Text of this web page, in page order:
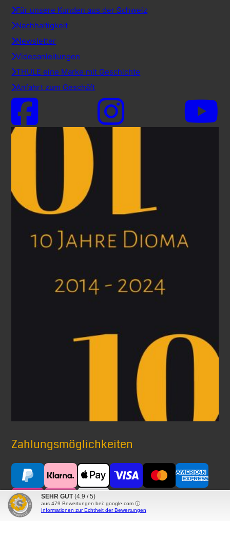
Für unsere Kunden aus der Schweiz
Nachhaltigkeit
Newsletter
Videoanleitungen
THULE eine Marke mit Geschichte
Anfahrt zum Geschäft
Zahlungsmöglichkeiten
Versand mit
SEHR GUT (4.9 / 5)
aus 479 Bewertungen bei: google.com ⓘ
Informationen zur Echtheit der Bewertungen